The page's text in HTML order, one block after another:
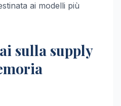
ai modelli più
sulla supply